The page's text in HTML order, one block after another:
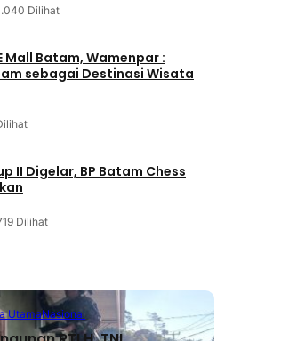
Dilihat
Mall Batam, Wamenpar :
sebagai Destinasi Wisata
II Digelar, BP Batam Chess
Dilihat
UtamaNasional